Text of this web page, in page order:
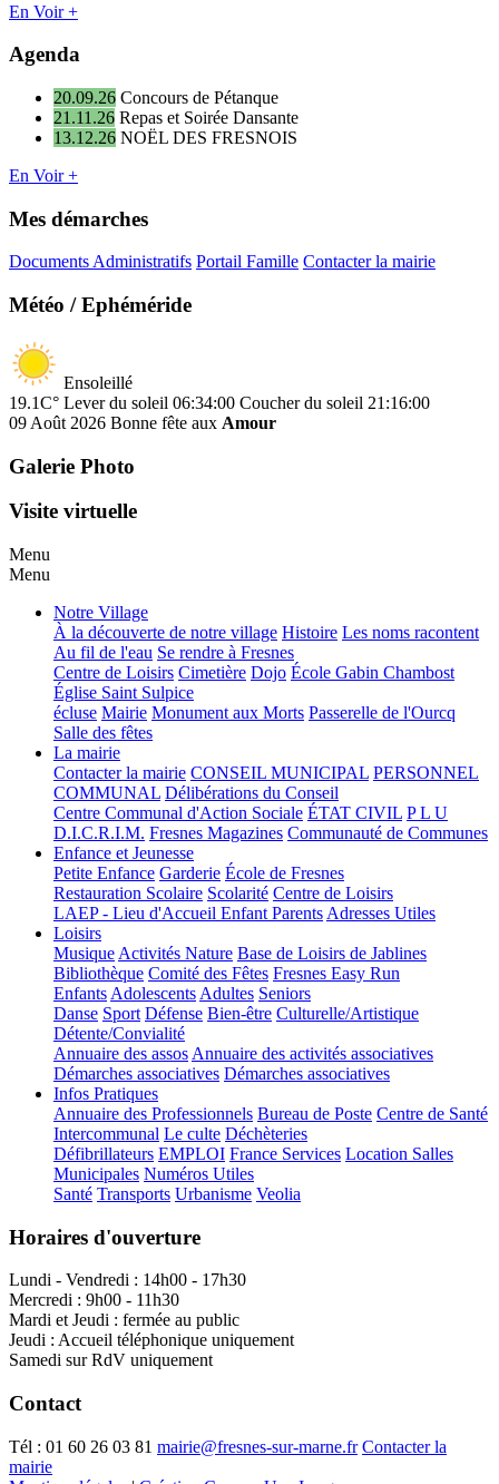
En Voir +
Agenda
20.09.26 Concours de Pétanque
21.11.26 Repas et Soirée Dansante
13.12.26 NOËL DES FRESNOIS
En Voir +
Mes démarches
Documents Administratifs Portail Famille Contacter la mairie
Météo / Ephéméride
Ensoleillé
19.1C° Lever du soleil 06:34:00 Coucher du soleil 21:16:00
09 Août 2026 Bonne fête aux Amour
Galerie Photo
Visite virtuelle
Menu
Menu
Notre Village
À la découverte de notre village Histoire Les noms racontent
Au fil de l'eau Se rendre à Fresnes
Centre de Loisirs Cimetière Dojo École Gabin Chambost
Église Saint Sulpice
écluse Mairie Monument aux Morts Passerelle de l'Ourcq
Salle des fêtes
La mairie
Contacter la mairie CONSEIL MUNICIPAL PERSONNEL
COMMUNAL Délibérations du Conseil
Centre Communal d'Action Sociale ÉTAT CIVIL P L U
D.I.C.R.I.M. Fresnes Magazines Communauté de Communes
Enfance et Jeunesse
Petite Enfance Garderie École de Fresnes
Restauration Scolaire Scolarité Centre de Loisirs
LAEP - Lieu d'Accueil Enfant Parents Adresses Utiles
Loisirs
Musique Activités Nature Base de Loisirs de Jablines
Bibliothèque Comité des Fêtes Fresnes Easy Run
Enfants Adolescents Adultes Seniors
Danse Sport Défense Bien-être Culturelle/Artistique
Détente/Convialité
Annuaire des assos Annuaire des activités associatives
Démarches associatives Démarches associatives
Infos Pratiques
Annuaire des Professionnels Bureau de Poste Centre de Santé
Intercommunal Le culte Déchèteries
Défibrillateurs EMPLOI France Services Location Salles
Municipales Numéros Utiles
Santé Transports Urbanisme Veolia
Horaires d'ouverture
Lundi - Vendredi : 14h00 - 17h30
Mercredi : 9h00 - 11h30
Mardi et Jeudi : fermée au public
Jeudi : Accueil téléphonique uniquement
Samedi sur RdV uniquement
Contact
Tél : 01 60 26 03 81 mairie@fresnes-sur-marne.fr Contacter la
mairie